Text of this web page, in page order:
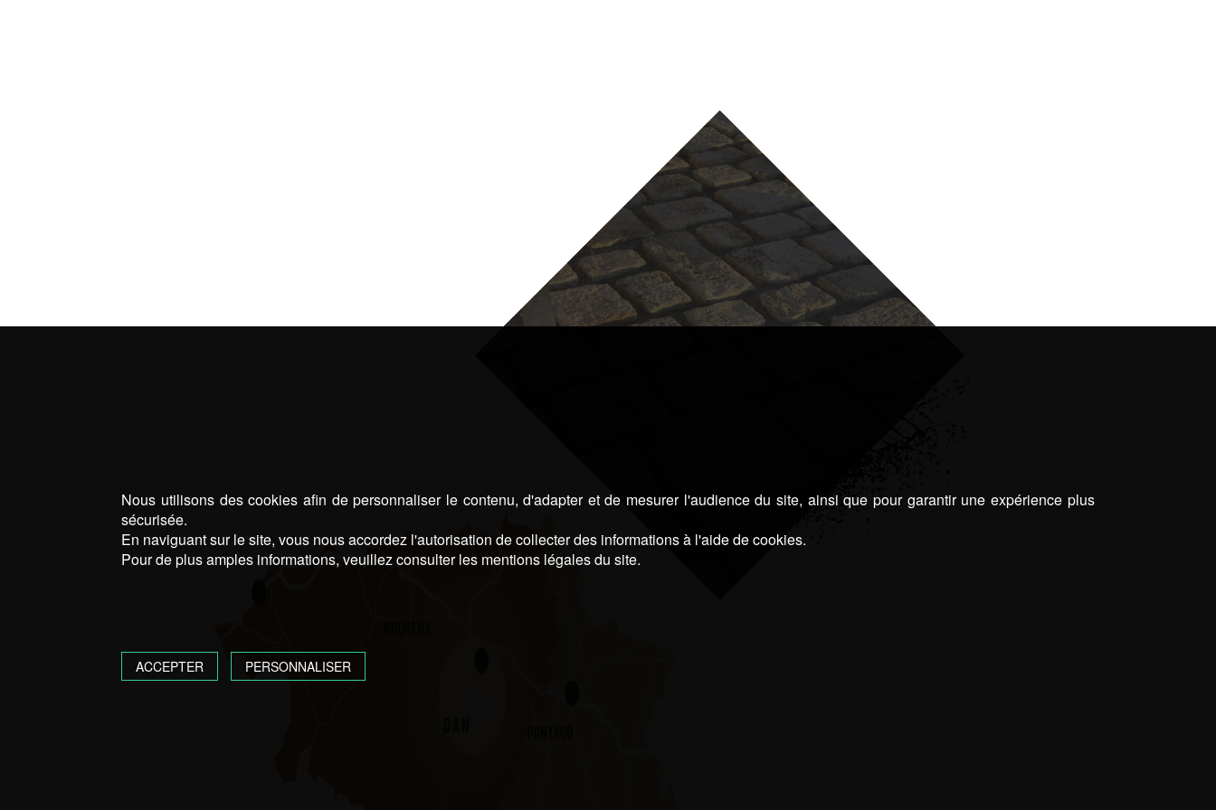
Nous utilisons des cookies afin de personnaliser le contenu, d'adapter et de mesurer l'audience du site, ainsi que pour garantir une expérience plus
sécurisée.
En naviguant sur le site, vous nous accordez l'autorisation de collecter des informations à l'aide de cookies.
Pour de plus amples informations, veuillez consulter les mentions légales du site.
ACCEPTER PERSONNALISER